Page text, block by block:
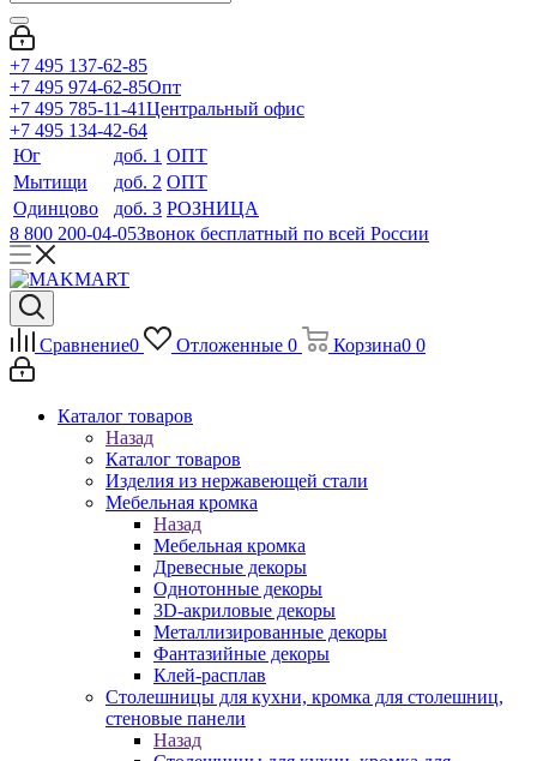
+7 495 137-62-85
+7 495 974-62-85Опт
+7 495 785-11-41Центральный офис
+7 495 134-42-64
Юг
доб. 1 ОПТ
Мытищи
доб. 2 ОПТ
Одинцово
доб. 3 РОЗНИЦА
8 800 200-04-05Звонок бесплатный по всей России
Сравнение0 Отложенные 0 Корзина0 0
Каталог товаров
Назад
Каталог товаров
Изделия из нержавеющей стали
Мебельная кромка
Назад
Мебельная кромка
Древесные декоры
Однотонные декоры
3D-акриловые декоры
Металлизированные декоры
Фантазийные декоры
Клей-расплав
Столешницы для кухни, кромка для столешниц,
стеновые панели
Назад